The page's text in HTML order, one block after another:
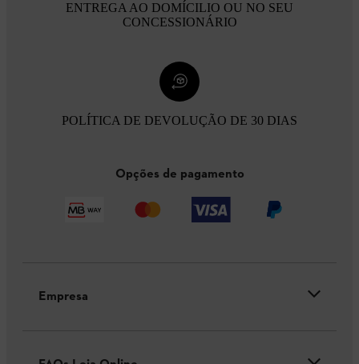
ENTREGA AO DOMÍCILIO OU NO SEU
CONCESSIONÁRIO
POLÍTICA DE DEVOLUÇÃO DE 30 DIAS
Opções de pagamento
Empresa